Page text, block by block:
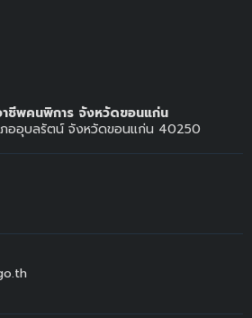
ชีพคนพิการ จังหวัดขอนแก่น
ออุบลรัตน์ จังหวัดขอนแก่น 40250